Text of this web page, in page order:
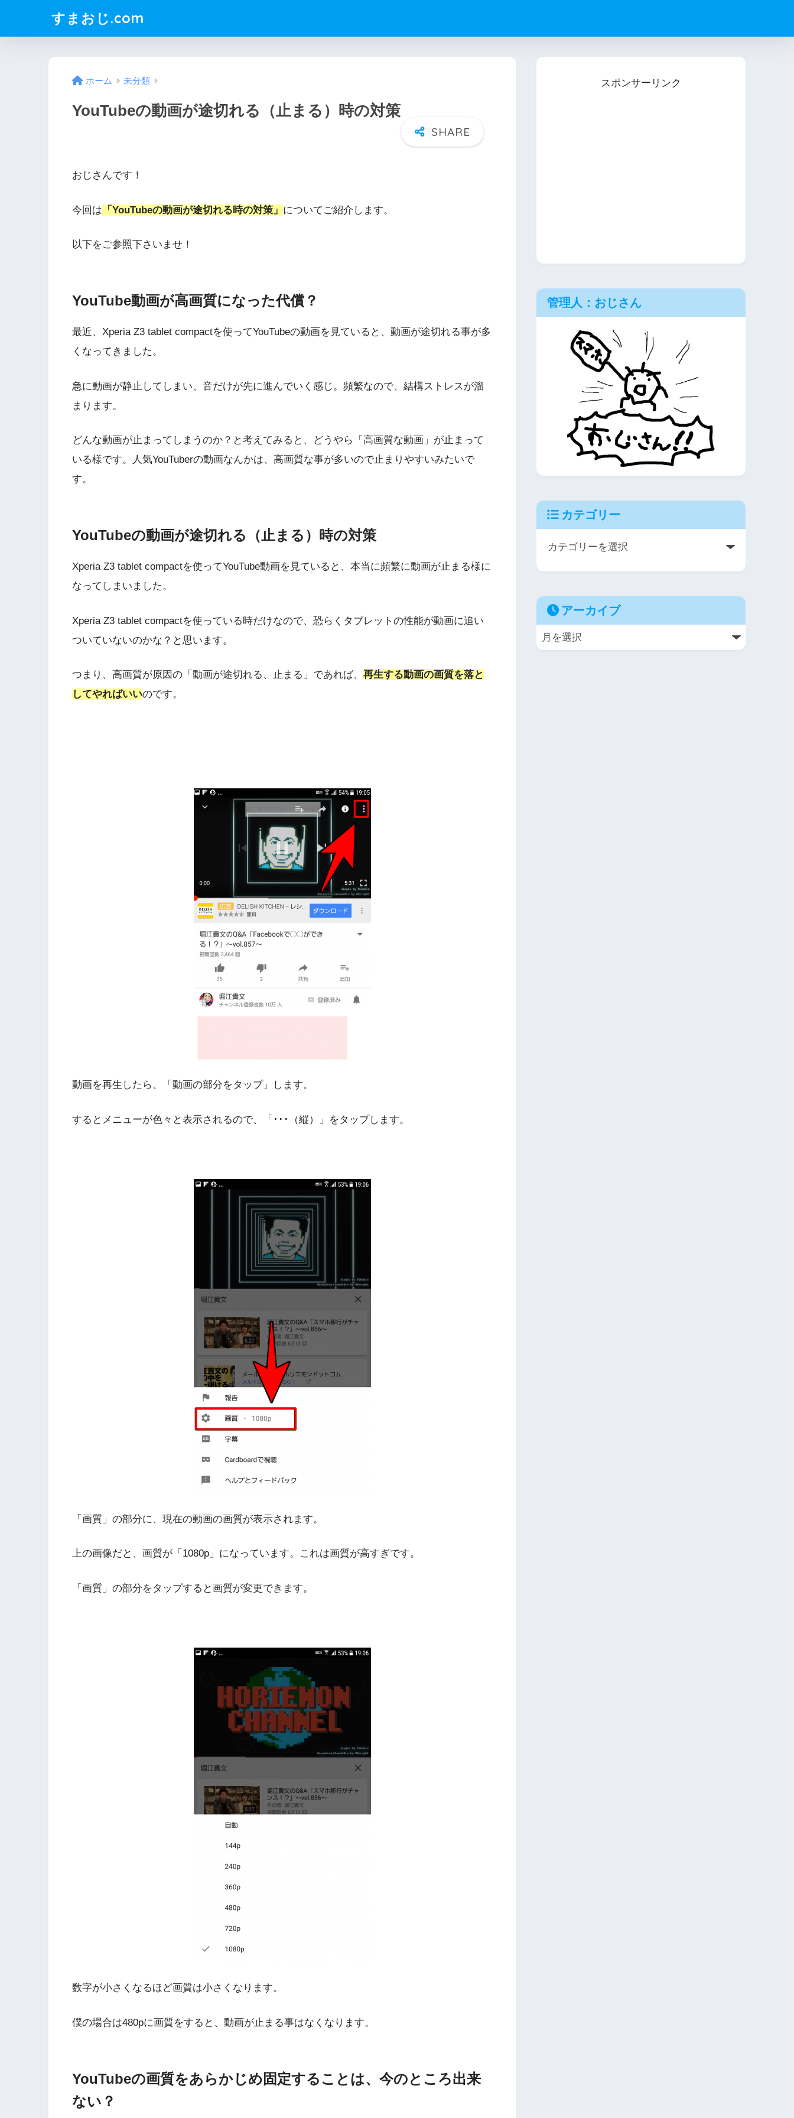
すまおじ.com
ホーム 未分類
YouTubeの動画が途切れる（止まる）時の対策
おじさんです！
今回は 「YouTubeの動画が途切れる時の対策」 についてご紹介します。
以下をご参照下さいませ！
YouTube動画が高画質になった代償？
最近、Xperia Z3 tablet compactを使ってYouTubeの動画を見ていると、動画が途切れる事が多
くなってきました。
急に動画が静止してしまい、音だけが先に進んでいく感じ。頻繁なので、結構ストレスが溜
まります。
どんな動画が止まってしまうのか？と考えてみると、どうやら「高画質な動画」が止まって
いる様です。人気YouTuberの動画なんかは、高画質な事が多いので止まりやすいみたいで
す。
YouTubeの動画が途切れる（止まる）時の対策
Xperia Z3 tablet compactを使ってYouTube動画を見ていると、本当に頻繁に動画が止まる様に
なってしまいました。
Xperia Z3 tablet compactを使っている時だけなので、恐らくタブレットの性能が動画に追い
ついていないのかな？と思います。
つまり、高画質が原因の「動画が途切れる、止まる」であれば、 再生する動画の画質を落と
してやればいいのです。
動画を再生したら、「動画の部分をタップ」します。
するとメニューが色々と表示されるので、「･･･（縦）」をタップします。
「画質」の部分に、現在の動画の画質が表示されます。
上の画像だと、画質が「1080p」になっています。これは画質が高すぎです。
「画質」の部分をタップすると画質が変更できます。
数字が小さくなるほど画質は小さくなります。
僕の場合は480pに画質をすると、動画が止まる事はなくなります。
YouTubeの画質をあらかじめ固定することは、今のところ出来
ない？
スポンサーリンク
管理人：おじさん
カテゴリー
アーカイブ